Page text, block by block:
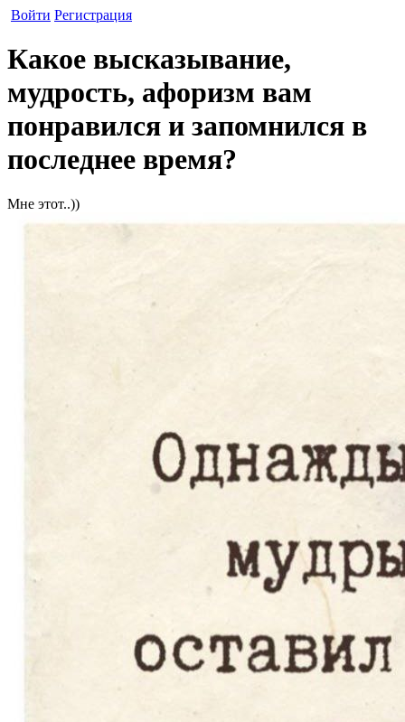
Войти Регистрация
Какое высказывание,
мудрость, афоризм вам
понравился и запомнился в
последнее время?
Мне этот..))